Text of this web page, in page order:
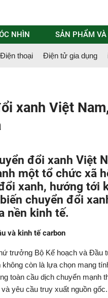
NHÌN SẢN PHẨM VÀ
Điện thoại Điện tử gia dụng
xanh Việt
đổi xanh Việt
một tổ chức xã
xanh, hướng tới
chuyển đổi
nền kinh tế.
và kinh tế carbon
trưởng Bộ Kế hoạch và Đầu
còn là lựa chọn mang
toàn cầu dịch chuyển mạnh
yêu cầu truy xuất nguồn gốc.